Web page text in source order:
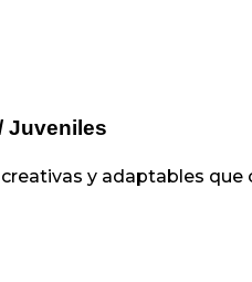
Juveniles
y adaptables